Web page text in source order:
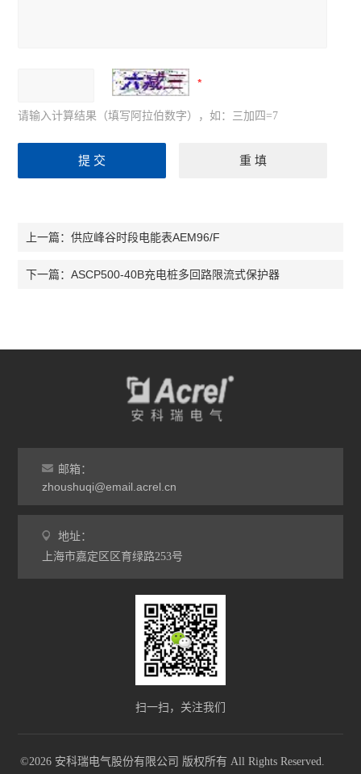
请输入计算结果（填写阿拉伯数字），如：三加四=7
上一篇：供应峰谷时段电能表AEM96/F
下一篇：ASCP500-40B充电桩多回路限流式保护器
邮箱：
zhoushuqi@email.acrel.cn
地址：
上海市嘉定区区育绿路253号
扫一扫，关注我们
©2026 安科瑞电气股份有限公司 版权所有 All Rights Reserved.